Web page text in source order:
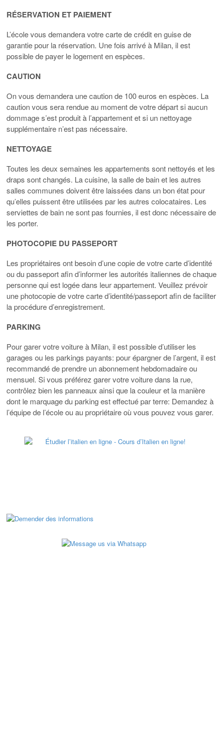
RÉSERVATION ET PAIEMENT
L’école vous demandera votre carte de crédit en guise de
garantie pour la réservation. Une fois arrivé à Milan, il est
possible de payer le logement en espèces.
CAUTION
On vous demandera une caution de 100 euros en espèces. La
caution vous sera rendue au moment de votre départ si aucun
dommage s’est produit à l’appartement et si un nettoyage
supplémentaire n’est pas nécessaire.
NETTOYAGE
Toutes les deux semaines les appartements sont nettoyés et les
draps sont changés. La cuisine, la salle de bain et les autres
salles communes doivent être laissées dans un bon état pour
qu’elles puissent être utilisées par les autres colocataires. Les
serviettes de bain ne sont pas fournies, il est donc nécessaire de
les porter.
PHOTOCOPIE DU PASSEPORT
Les propriétaires ont besoin d’une copie de votre carte d’identité
ou du passeport afin d’informer les autorités italiennes de chaque
personne qui est logée dans leur appartement. Veuillez prévoir
une photocopie de votre carte d’identité/passeport afin de faciliter
la procédure d’enregistrement.
PARKING
Pour garer votre voiture à Milan, il est possible d’utiliser les
garages ou les parkings payants: pour épargner de l’argent, il est
recommandé de prendre un abonnement hebdomadaire ou
mensuel. Si vous préférez garer votre voiture dans la rue,
contrôlez bien les panneaux ainsi que la couleur et la manière
dont le marquage du parking est effectué par terre: Demandez à
l’équipe de l’école ou au propriétaire où vous pouvez vous garer.